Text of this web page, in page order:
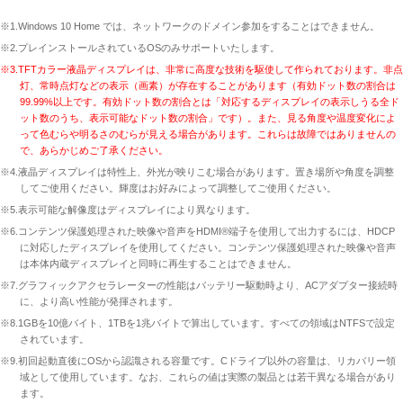
※1.Windows 10 Home では、ネットワークのドメイン参加をすることはできません。
※2.プレインストールされているOSのみサポートいたします。
※3.TFTカラー液晶ディスプレイは、非常に高度な技術を駆使して作られております。非点
灯、常時点灯などの表示（画素）が存在することがあります（有効ドット数の割合は
99.99%以上です。有効ドット数の割合とは「対応するディスプレイの表示しうる全ド
ット数のうち、表示可能なドット数の割合」です）。また、見る角度や温度変化によ
って色むらや明るさのむらが見える場合があります。これらは故障ではありませんの
で、あらかじめご了承ください。
※4.液晶ディスプレイは特性上、外光が映りこむ場合があります。置き場所や角度を調整
してご使用ください。輝度はお好みによって調整してご使用ください。
※5.表示可能な解像度はディスプレイにより異なります。
※6.コンテンツ保護処理された映像や音声をHDMI®端子を使用して出力するには、HDCP
に対応したディスプレイを使用してください。コンテンツ保護処理された映像や音声
は本体内蔵ディスプレイと同時に再生することはできません。
※7.グラフィックアクセラレーターの性能はバッテリー駆動時より、ACアダプター接続時
に、より高い性能が発揮されます。
※8.1GBを10億バイト、1TBを1兆バイトで算出しています。すべての領域はNTFSで設定
されています。
※9.初回起動直後にOSから認識される容量です。Cドライブ以外の容量は、リカバリー領
域として使用しています。なお、これらの値は実際の製品とは若干異なる場合があり
ます。